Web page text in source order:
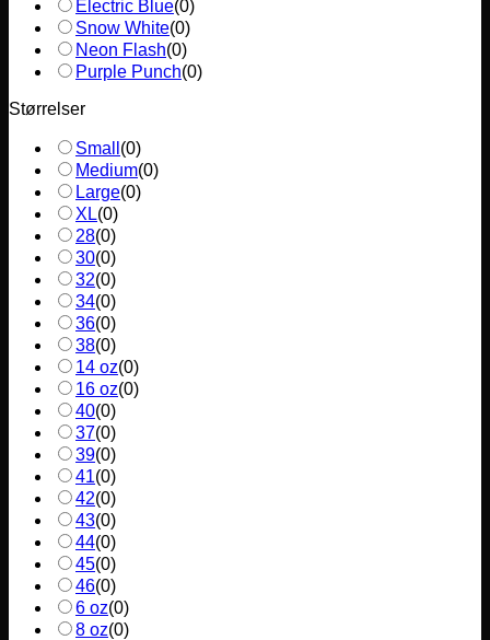
Electric Blue(0)
Snow White(0)
Neon Flash(0)
Purple Punch(0)
Størrelser
Small (0)
Medium(0)
Large(0)
XL(0)
28(0)
30(0)
32(0)
34(0)
36(0)
38(0)
14 oz(0)
16 oz(0)
40(0)
37(0)
39(0)
41(0)
42(0)
43(0)
44(0)
45(0)
46(0)
6 oz(0)
8 oz(0)